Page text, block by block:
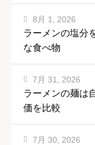
ラーメンの塩分
な食べ物
8月 1, 2026
ラーメンの麺は
価を比較
7月 31, 2026
7月 30, 2026